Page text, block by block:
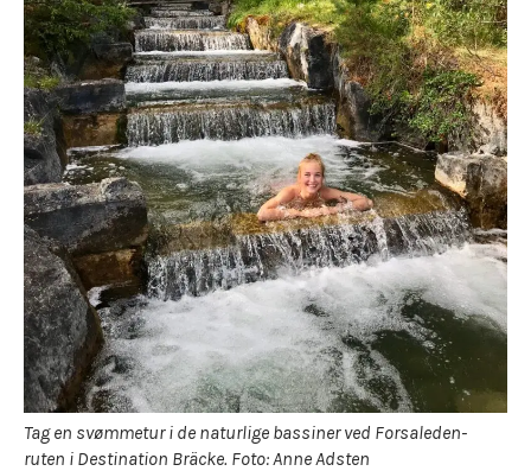
Tag en svømmetur i de naturlige bassiner ved Forsaleden-
ruten i Destination Bräcke. Foto: Anne Adsten